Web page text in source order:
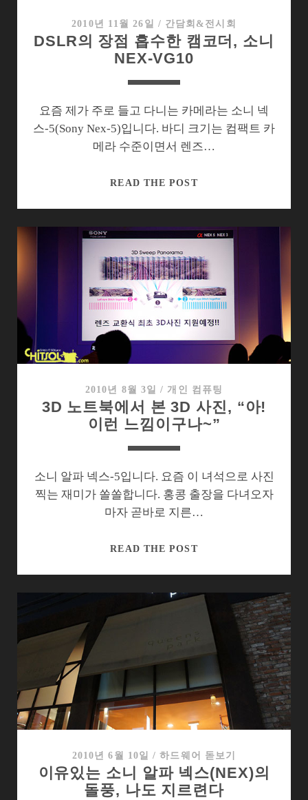
러
리
넥
스-
C3(NEX-
2010년 11월 26일 / 간담회&전시회
DSLR의 장점 흡수한 캠코더, 소니
NEX-VG10
요즘 제가 주로 들고 다니는 카메라는 소니 넥
스-5(Sony Nex-5)입니다. 바디 크기는 컴팩트 카
메라 수준이면서 렌즈…
READ THE POSTDSLR
점
수
한
캠
코
NEX-
VG10
2010년 8월 3일 / 개인 컴퓨팅
3D 노트북에서 본 3D 사진, “아!
이런 느낌이구나~”
소니 알파 넥스-5입니다. 요즘 이 녀석으로 사진
찍는 재미가 쏠쏠합니다. 홍콩 출장을 다녀오자
마자 곧바로 지른…
READ THE POST3D
북
사
진,
“아!
런
느
낌
2010년 6월 10일 /하드웨어 돋보기
이유있는 소니 알파 넥스(NEX)의
돌풍, 나도 지르련다